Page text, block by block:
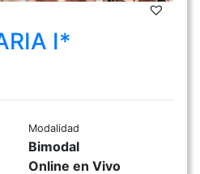
I*
Modalidad
Bimodal
Online en Vivo